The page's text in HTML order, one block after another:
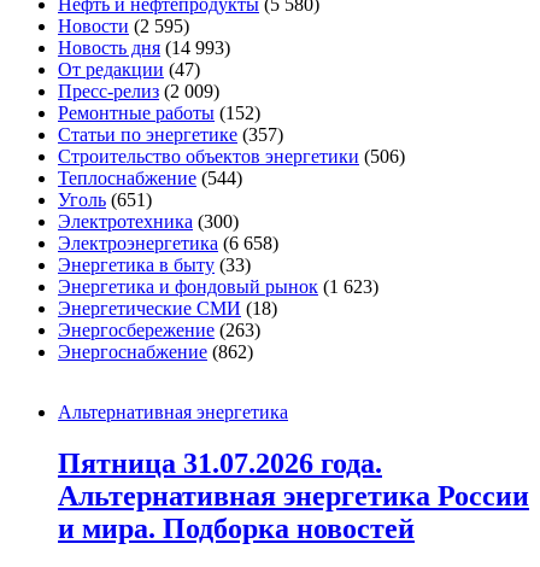
Нефть и нефтепродукты (5 580)
Новости (2 595)
Новость дня (14 993)
От редакции (47)
Пресс-релиз (2 009)
Ремонтные работы (152)
Статьи по энергетике (357)
Строительство объектов энергетики (506)
Теплоснабжение (544)
Уголь (651)
Электротехника (300)
Электроэнергетика (6 658)
Энергетика в быту (33)
Энергетика и фондовый рынок (1 623)
Энергетические СМИ (18)
Энергосбережение (263)
Энергоснабжение (862)
Альтернативная энергетика
Пятница 31.07.2026 года.
Альтернативная энергетика России
и мира. Подборка новостей